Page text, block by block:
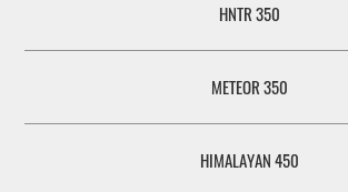
HNTR 350
METEOR 350
HIMALAYAN 450